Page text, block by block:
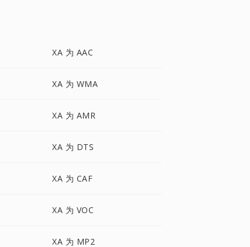
XA 为 AAC
XA 为 WMA
XA 为 AMR
XA 为 DTS
XA 为 CAF
XA 为 VOC
XA 为 MP2